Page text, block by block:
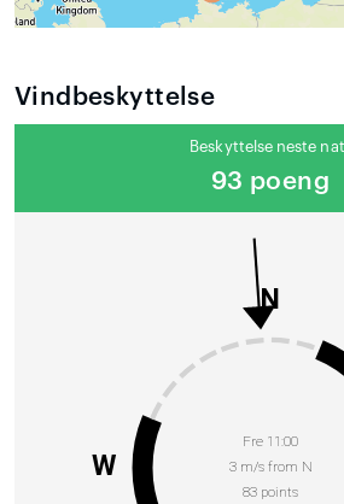
Vindbeskyttelse
Beskyttelse neste
93 poeng
Fre 11:00
3 m/s from N
83 points
N
W